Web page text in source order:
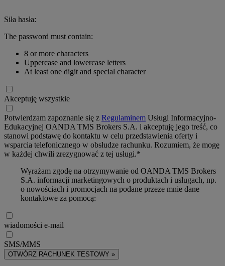
Siła hasła:
The password must contain:
8 or more characters
Uppercase and lowercase letters
At least one digit and special character
Akceptuję wszystkie
Potwierdzam zapoznanie się z Regulaminem Usługi Informacyjno-
Edukacyjnej OANDA TMS Brokers S.A. i akceptuję jego treść, co
stanowi podstawę do kontaktu w celu przedstawienia oferty i
wsparcia telefonicznego w obsłudze rachunku. Rozumiem, że mogę
w każdej chwili zrezygnować z tej usługi.*
Wyrażam zgodę na otrzymywanie od OANDA TMS Brokers
S.A. informacji marketingowych o produktach i usługach, np.
o nowościach i promocjach na podane przeze mnie dane
kontaktowe za pomocą:
wiadomości e-mail
SMS/MMS
OTWÓRZ RACHUNEK TESTOWY »